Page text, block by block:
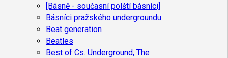
[Básně - současní polští básníci]
Básníci pražského undergroundu
Beat generation
Beatles
Best of Cs. Underground, The